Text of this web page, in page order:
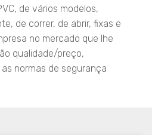
de vários modelos,
de correr, de abrir, fixas e
no mercado que lhe
qualidade/preço,
normas de segurança